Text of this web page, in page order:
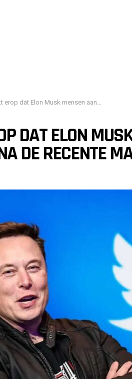
Elon Musk mensen aanneemt bij Twitter na de recente massale ontslagen.
DAT ELON
DE RECENTE